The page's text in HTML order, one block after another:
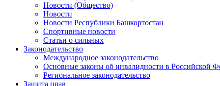
Новости (Общество)
Новости
Новости Республики Башкортостан
Спортивные новости
Статьи о сильных
Законодательство
Международное законодательство
Основные законы об инвалидности в Российской
Региональное законодательство
Защита прав